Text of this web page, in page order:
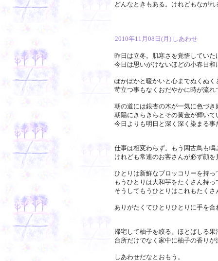
どんなときもある。けれどもなが
2010年11月08日(月) しあわせ
昨日は立冬。肌寒さを覚悟していた
今日は思いがけないほどの小春日和
ぽかぽかと暖かいと心までぬくぬく
苛立つ事もなくおだやかに時が流れ
朝の道には銀杏の木が一気に色づき
朝陽にきらきらとその黄金が輝いて
今日よりも明日と深く深く染まる事
仕事は相変わらず。もう閑古鳥も
けれども常連のお客さんが必ず顔
ひとりは新鮮なブロッコリーを持っ
もうひとりは大和芋をたくさん持っ
そうしてもうひとりはこれもたくさ
ありがたくてひとりひとりに手を
帰宅して柚子を絞る。ほとばしる
台所だけでなく家中に柚子の香り
しあわせだなとおもう。